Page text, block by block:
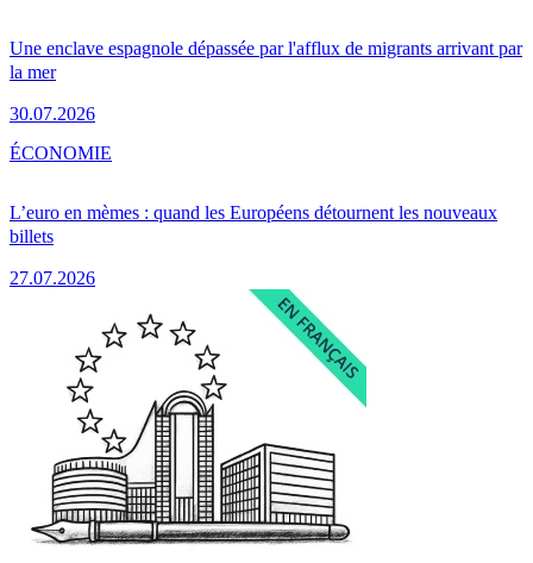
Une enclave espagnole dépassée par l'afflux de migrants arrivant par
la mer
30.07.2026
L’euro en mèmes : quand les Européens détournent les nouveaux
billets
27.07.2026
ÉCONOMIE